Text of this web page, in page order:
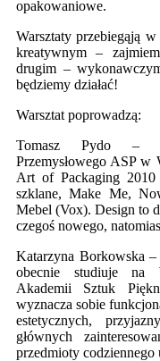
opakowaniowe.
Warsztaty przebiegąją
kreatywnym –
drugim –
będziemy działać!
Warsztat poprowadzą:
Tomasz Pydo –
Przemysłowego ASP
Art of Packaging
szklane, Make Me,
Mebel (Vox). Design to
czegoś nowego,
Katarzyna Borkowska –
obecnie studiuje na
Akademii Sztuk
wyznacza sobie
estetycznych,
głównych
przedmioty codziennego